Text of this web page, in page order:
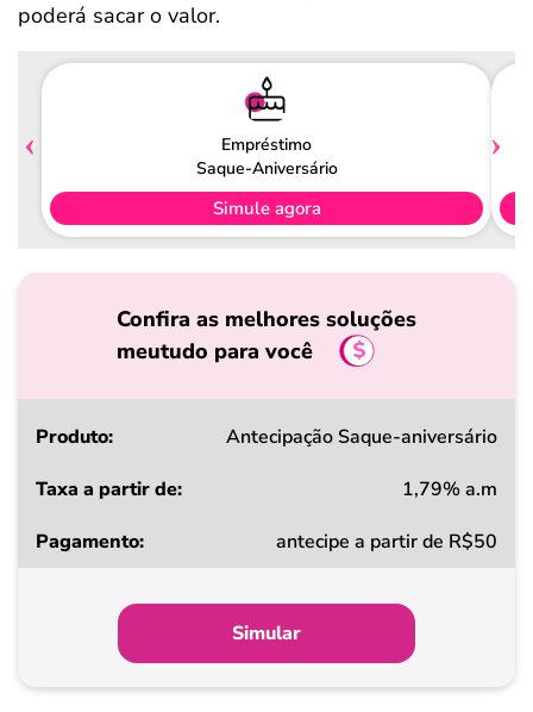
poderá sacar o valor.
Empréstimo
Saque-Aniversário
Simule agora
Confira as melhores soluções
meutudo para você
Produto
a
Pagamento
Antecipação Saque-aniversário
1,79% a.m
antecipe a partir de R$50
Simular